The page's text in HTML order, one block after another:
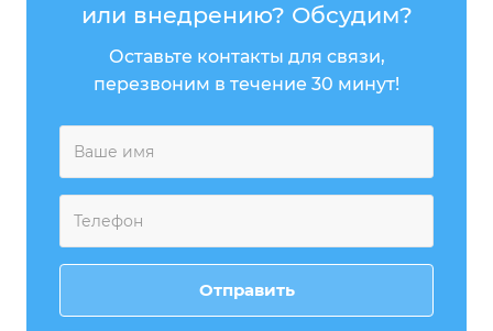
или внедрению? Обсудим?
Оставьте контакты для связи,
перезвоним в течение 30 минут!